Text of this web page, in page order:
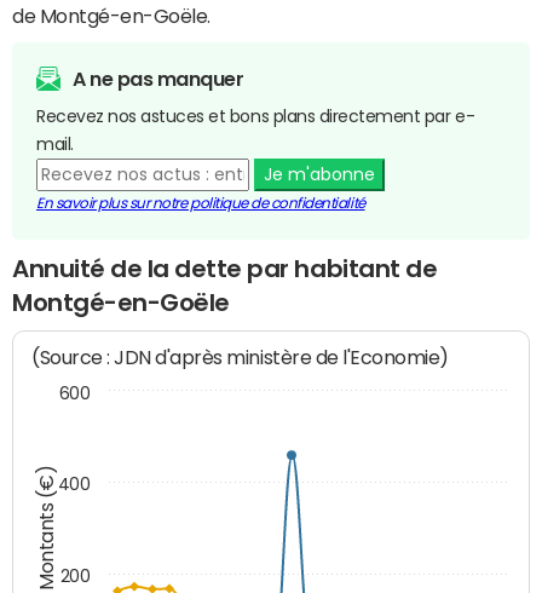
de Montgé-en-Goële.
A ne pas manquer
Recevez nos astuces et bons plans directement par e-
mail.
Je m'abonne
En savoir plus sur notre politique de confidentialité
Annuité de la dette par habitant de
Montgé-en-Goële
Montants (€)
(Source : JDN d'après ministère de l'Economie)
200
400
600